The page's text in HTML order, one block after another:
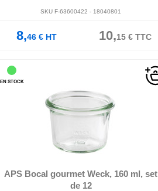
SKU F-63600422 - 18040801
8,46€HT 10,15 € TTC
APS Bocal gourmet Weck, 160 ml, set
de 12
EN STOCK
diamètre: 60 mm, hauteur: 80 mm, sans couvercle,
contenu: 12 bocaux, (82371), ,